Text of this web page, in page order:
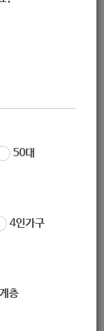
50대
4인가구
층